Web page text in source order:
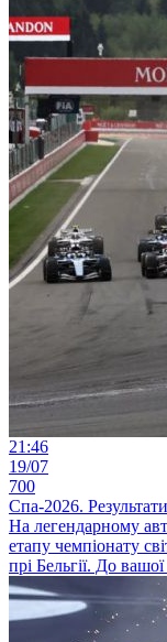
21:46
19/07
700
Спа-2026.
На легендарному
етапу чемпіонату
прі Бельгії. До вашої